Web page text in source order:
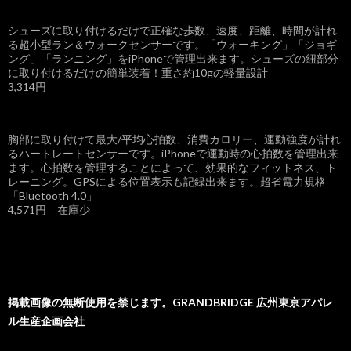
シューズに取り付けるだけで正確な歩数、速度、距離、時間が計れ
る超小型ラン＆ウォークセンサーです。「ウォーキング」「ジョギ
ング」「ランニング」をiPhoneで管理出来ます。シューズの紐部分
に取り付けるだけの簡単装着！重さ約10gの軽量設計
3,314円
胸部に取り付けて最大/平均心拍数、消費カロリー、運動強度が計れ
るハートレートセンサーです。iPhoneで運動時の心拍数を管理出来
ます。心拍数を管理することによって、効果的なフィットネス、ト
レーニング。GPSによる位置表示も記録出来ます。超省電力規格
「Bluetooth 4.0」
4,571円 在庫少
掲載画像の無断使用を禁じます。GRANDBRIDGE 広州東京アパレ
ル生産企画会社